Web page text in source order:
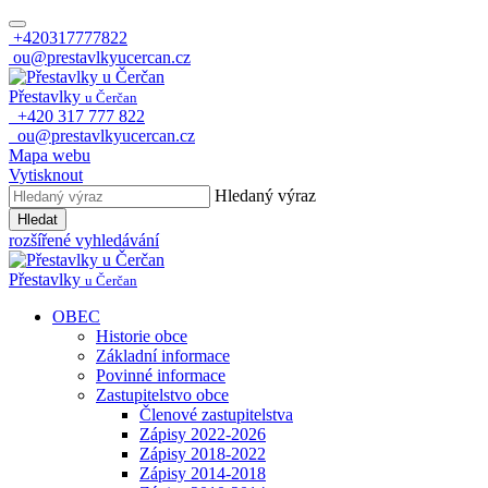
+420317777822
ou@prestavlkyucercan.cz
Přestavlky u Čerčan
+420 317 777 822
ou@prestavlkyucercan.cz
Mapa webu
Vytisknout
Hledaný výraz
Hledat
rozšířené vyhledávání
Přestavlky u Čerčan
OBEC
Historie obce
Základní informace
Povinné informace
Zastupitelstvo obce
Členové zastupitelstva
Zápisy 2022-2026
Zápisy 2018-2022
Zápisy 2014-2018